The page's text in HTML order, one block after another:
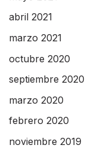
abril 2021
marzo 2021
octubre 2020
septiembre 2020
marzo 2020
febrero 2020
noviembre 2019